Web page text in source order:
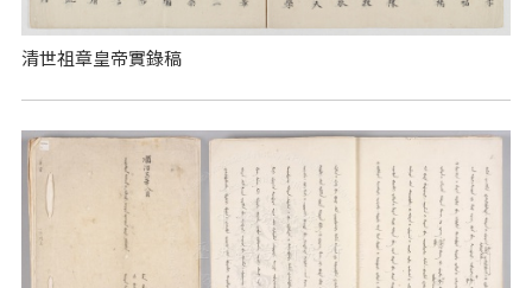
清世祖章皇帝實錄稿